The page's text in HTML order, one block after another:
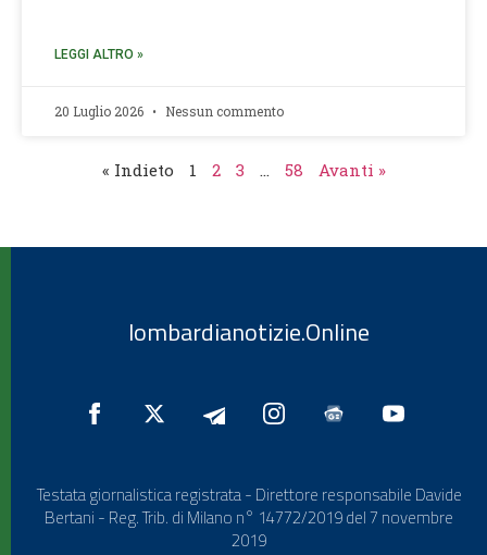
LEGGI ALTRO »
20 Luglio 2026 Nessun commento
« Indieto 1 2 3 … 58 Avanti »
lombardianotizie.Online
Testata giornalistica registrata - Direttore responsabile Davide
Bertani - Reg. Trib. di Milano n° 14772/2019 del 7 novembre
2019